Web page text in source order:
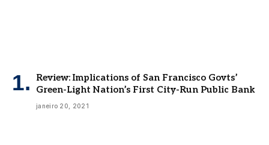
Review: Implications of San Francisco Govts’
Green-Light Nation’s First City-Run Public Bank
janeiro 20, 2021